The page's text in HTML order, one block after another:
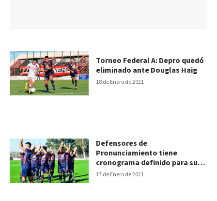
18 de Enero de 2021
Torneo Federal A: Depro quedó
eliminado ante Douglas Haig
17 de Enero de 2021
Defensores de
Pronunciamiento tiene
cronograma definido para su
próximo compromiso